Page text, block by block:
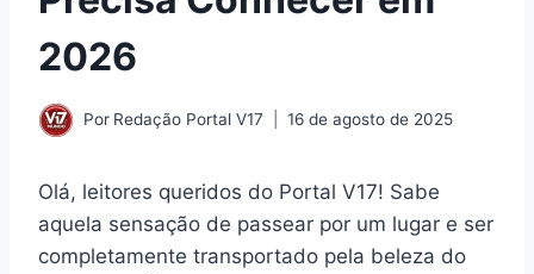
2026
Por Redação Portal V17 16 de agosto de 2025
Olá, leitores queridos do Portal V17! Sabe
aquela sensação de passear por um lugar e ser
completamente transportado pela beleza do